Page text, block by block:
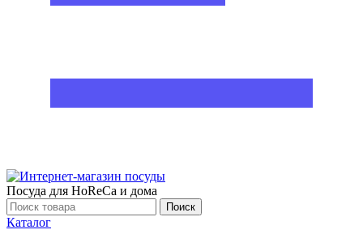
Посуда для HoReCa и дома
Поиск
Каталог